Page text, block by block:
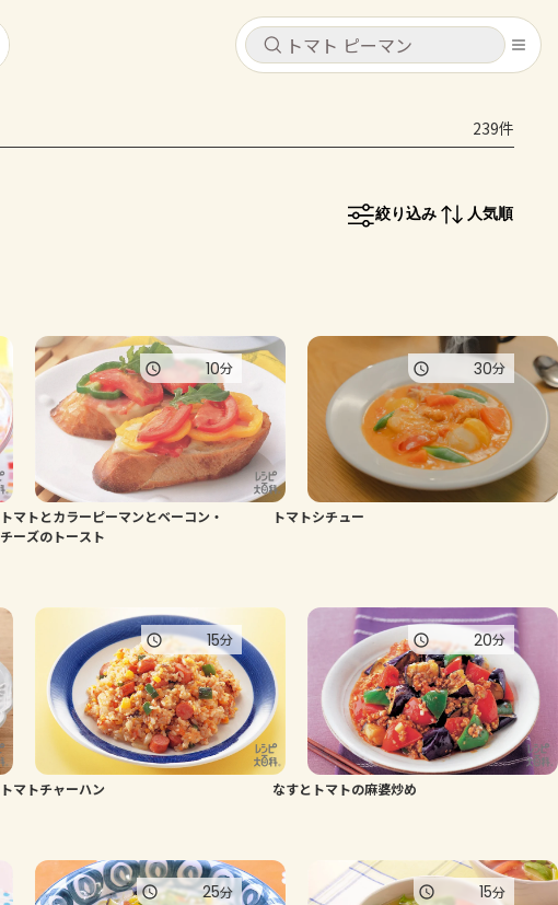
キャンセル
ログインするとレシピを保存できます
コンテンツ
レシピ
トーク
よくあるお問い合わせ
AJINOMOTO PARK とは
キャンセル
レシピ コンテンツ
239件
絞り込み 人気順
トマトとカラーピーマンとベーコン・
チーズのトースト
10分
トマトシチュー
30分
トマトチャーハン
15分
なすとトマトの麻婆炒め
20分
25分 15分